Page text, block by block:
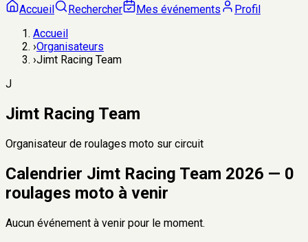
Accueil
Rechercher Mes événements
Profil
Accueil
›Organisateurs
›Jimt Racing Team
J
Jimt Racing Team
Organisateur de roulages moto sur circuit
Calendrier Jimt Racing Team 2026 — 0
roulages moto à venir
Aucun événement à venir pour le moment.